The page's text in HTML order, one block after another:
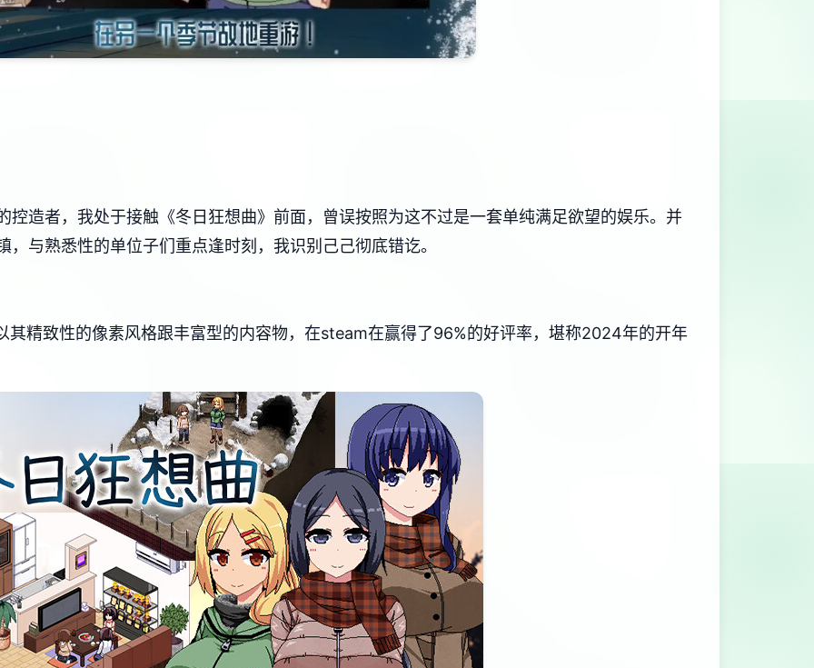
控造者，我处于接触《冬日狂想曲》前面，曾误按照为这不过是一套​​单纯满足欲望的娱乐​​。并
与熟悉性的单位子们重点逢时刻，我识别己己彻底错讫。
精致性的像素风格跟丰富型的内容物，在steam在赢得了​​96%的好评率​​，堪称2024年的开年